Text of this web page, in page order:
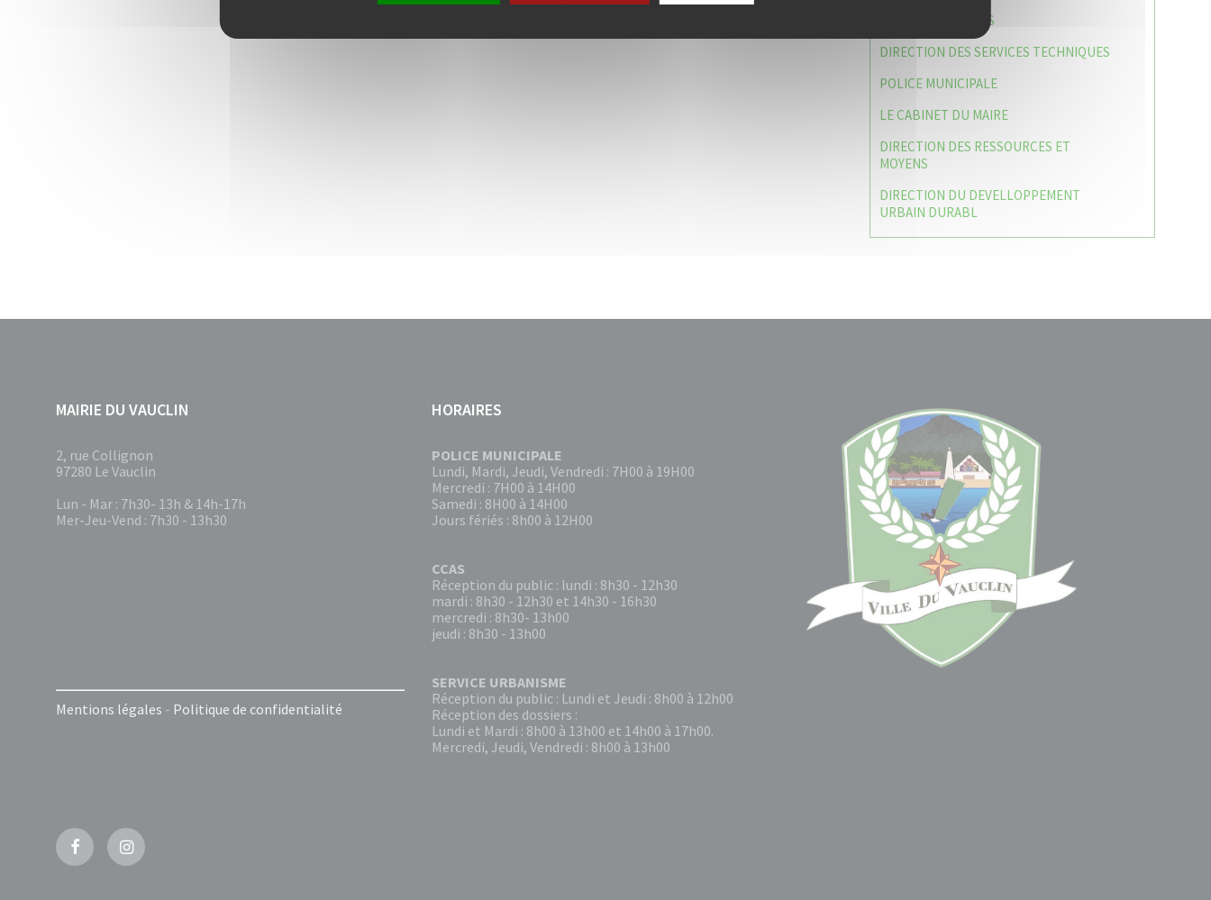
CAISSE DES ÉCOLES
DIRECTION DES SERVICES TECHNIQUES
POLICE MUNICIPALE
LE CABINET DU MAIRE
DIRECTION DES RESSOURCES ET
MOYENS
DIRECTION DU DEVELLOPPEMENT
URBAIN DURABL
MAIRIE DU VAUCLIN
2, rue Collignon
97280 Le Vauclin
Lun - Mar : 7h30- 13h & 14h-17h
Mer-Jeu-Vend : 7h30 - 13h30
Mentions légales - Politique de confidentialité
HORAIRES
POLICE MUNICIPALE
Lundi, Mardi, Jeudi, Vendredi : 7H00 à 19H00
Mercredi : 7H00 à 14H00
Samedi : 8H00 à 14H00
Jours fériés : 8h00 à 12H00
CCAS
Réception du public : lundi : 8h30 - 12h30
mardi : 8h30 - 12h30 et 14h30 - 16h30
mercredi : 8h30- 13h00
jeudi : 8h30 - 13h00
SERVICE URBANISME
Réception du public : Lundi et Jeudi : 8h00 à 12h00
Réception des dossiers :
Lundi et Mardi : 8h00 à 13h00 et 14h00 à 17h00.
Mercredi, Jeudi, Vendredi : 8h00 à 13h00
FacebookInstagram